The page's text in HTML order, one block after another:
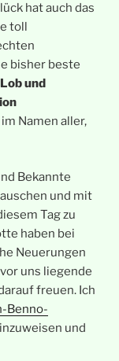
hat auch das
toll
bisher beste
und
Namen aller,
Bekannte
und mit
Tag zu
haben bei
Neuerungen
uns liegende
freuen. Ich
Benno-
und